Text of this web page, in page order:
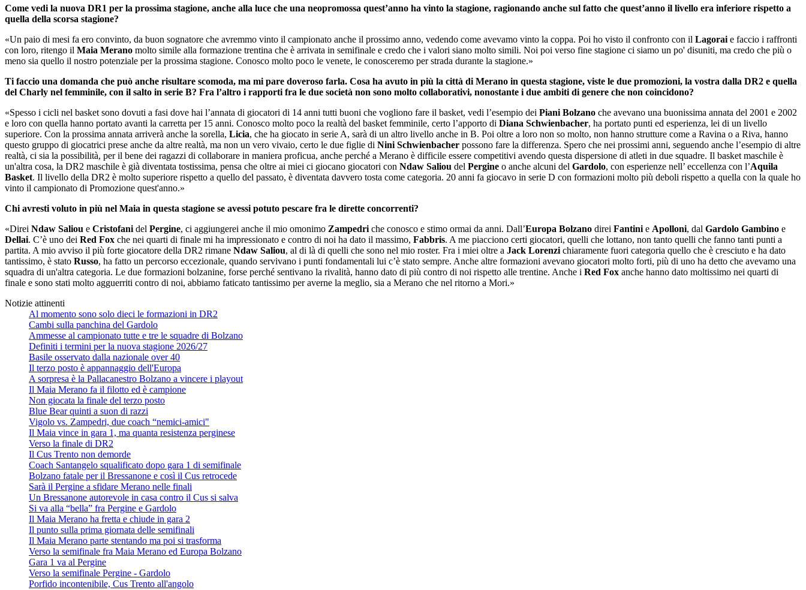
Come vedi la nuova DR1 per la prossima stagione, anche alla luce che una neopromossa quest’anno ha vinto la stagione, ragionando anche sul fatto che quest’anno il livello era inferiore rispetto a
quella della scorsa stagione?
«Un paio di mesi fa ero convinto, da buon sognatore che avremmo vinto il campionato anche il prossimo anno, vedendo come avevamo vinto la coppa. Poi ho visto il confronto con il Lagoraie faccio i raffronti
con loro, ritengo il Maia Merano molto simile alla formazione trentina che è arrivata in semifinale e credo che i valori siano molto simili. Noi poi verso fine stagione ci siamo un po' disuniti, ma credo che più o
meno sia quello il nostro potenziale per la prossima stagione. Conosco molto poco le venete, le conosceremo per strada durante la stagione.»
Ti faccio una domanda che può anche risultare scomoda, ma mi pare doveroso farla. Cosa ha avuto in più la città di Merano in questa stagione, viste le due promozioni, la vostra dalla DR2 e quella
del Charly nel femminile, con il salto in serie B? Fra l’altro i rapporti fra le due società non sono molto collaborativi, nonostante i due ambiti di genere che non coincidono?
«Spesso i cicli nel basket sono dovuti a fasi dove hai l’annata di giocatori di 14 anni tutti buoni che vogliono fare il basket, vedi l’esempio dei Piani Bolzano che avevano una buonissima annata del 2001 e 2002
e loro con quella hanno portato avanti la carretta per 15 anni. Conosco molto poco la realtà del basket femminile, certo l’apporto di Diana Schwienbacher, ha portato punti ed esperienza, lei di un livello
superiore. Con la prossima annata arriverà anche la sorella, Licia, che ha giocato in serie A, sarà di un altro livello anche in B. Poi oltre a loro non so molto, non hanno strutture come a Ravina o a Riva, hanno
questo gruppo di giocatrici prese anche da altre realtà, ma non un vero vivaio, certo le due figlie di Nini Schwienbacher possono fare la differenza. Spero che nei prossimi anni, seguendo anche l’esempio di altre
realtà, ci sia la possibilità, per il bene dei ragazzi di collaborare in maniera proficua, anche perché a Merano è difficile essere competitivi avendo questa dispersione di atleti in due squadre. Il basket maschile è
un'altra cosa, la DR2 maschile è già diventata tostissima, pensa che oltre ai miei ci giocano giocatori con Ndaw Saliou del Pergine o anche alcuni del Gardolo, con esperienze nell’ eccellenza con l’Aquila
Basket. Il livello della DR2 è molto superiore rispetto a quello del passato, è diventata davvero tosta come categoria. 20 anni fa giocavo in serie D con formazioni molto più deboli rispetto a quella con la quale ho
vinto il campionato di Promozione quest'anno.»
Chi avresti voluto in più nel Maia in questa stagione se avessi potuto pescare fra le dirette concorrenti?
«Direi Ndaw Saliou e Cristofanidel Pergine, ci aggiungerei anche il mio omonimo Zampedriche conosco e stimo ormai da anni. Dall’Europa Bolzano direi Fantinie Apolloni, dal Gardolo Gambino e
Dellai. C’è uno dei Red Fox che nei quarti di finale mi ha impressionato e contro di noi ha dato il massimo, Fabbris. A me piacciono certi giocatori, quelli che lottano, non tanto quelli che fanno tanti punti a
partita. A mio avviso il più forte giocatore della DR2 rimane Ndaw Saliou, al di là di quelli che sono nel mio roster. Fra i miei oltre a Jack Lorenzichiaramente fuori categoria quello che è cresciuto e ha dato
tantissimo, è stato Russo, ha fatto un percorso eccezionale, quando servivano i punti fondamentali lui c’è stato sempre. Anche altre formazioni avevano giocatori molto forti, più di uno ha detto che avevamo una
squadra di un'altra categoria. Le due formazioni bolzanine, forse perché sentivano la rivalità, hanno dato di più contro di noi rispetto alle trentine. Anche i Red Fox anche hanno dato moltissimo nei quarti di
finale e sono stati molto agguerriti contro di noi, abbiamo faticato tantissimo per averne la meglio, sia a Merano che nel ritorno a Mori.»
Notizie attinenti
Al momento sono solo dieci le formazioni in DR2
Cambi sulla panchina del Gardolo
Ammesse al campionato tutte e tre le squadre di Bolzano
Definiti i termini per la nuova stagione 2026/27
Basile osservato dalla nazionale over 40
Il terzo posto è appannaggio dell'Europa
A sorpresa è la Pallacanestro Bolzano a vincere i playout
Il Maia Merano fa il filotto ed è campione
Non giocata la finale del terzo posto
Blue Bear quinti a suon di razzi
Vigolo vs. Zampedri, due coach “nemici-amici"
Il Maia vince in gara 1, ma quanta resistenza perginese
Verso la finale di DR2
Il Cus Trento non demorde
Coach Santangelo squalificato dopo gara 1 di semifinale
Bolzano fatale per il Bressanone e così il Cus retrocede
Sarà il Pergine a sfidare Merano nelle finali
Un Bressanone autorevole in casa contro il Cus si salva
Si va alla “bella” fra Pergine e Gardolo
Il Maia Merano ha fretta e chiude in gara 2
Il punto sulla prima giornata delle semifinali
Il Maia Merano parte stentando ma poi si trasforma
Verso la semifinale fra Maia Merano ed Europa Bolzano
Gara 1 va al Pergine
Verso la semifinale Pergine - Gardolo
Porfido incontenibile, Cus Trento all'angolo